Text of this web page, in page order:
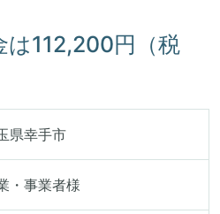
は112,200円（税
県幸手市
・事業者様